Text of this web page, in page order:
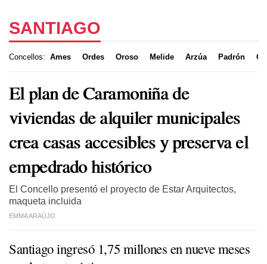
SANTIAGO
Concellos: Ames Ordes Oroso Melide Arzúa Padrón O
El plan de Caramoniña de
viviendas de alquiler municipales
crea casas accesibles y preserva el
empedrado histórico
El Concello presentó el proyecto de Estar Arquitectos,
maqueta incluida
EMMA ARAÚJO
Santiago ingresó 1,75 millones en nueve meses